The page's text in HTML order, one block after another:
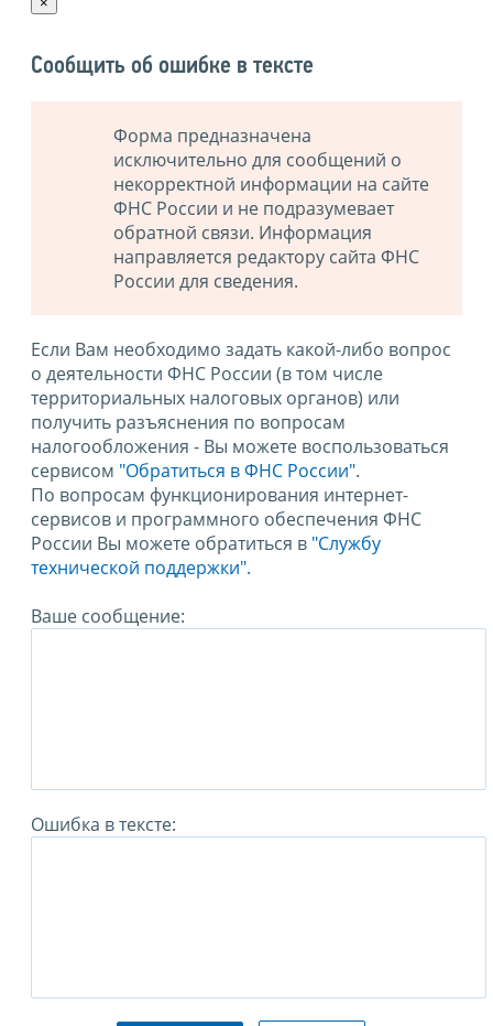
Сообщить об ошибке в тексте
Форма предназначена
исключительно для сообщений о
некорректной информации на сайте
ФНС России и не подразумевает
обратной связи. Информация
направляется редактору сайта ФНС
России для сведения.
Если Вам необходимо задать какой-либо вопрос
о деятельности ФНС России (в том числе
территориальных налоговых органов) или
получить разъяснения по вопросам
налогообложения - Вы можете воспользоваться
сервисом "Обратиться в ФНС России".
По вопросам функционирования интернет-
сервисов и программного обеспечения ФНС
России Вы можете обратиться в "Службу
технической поддержки".
Ваше сообщение:
Ошибка в тексте: